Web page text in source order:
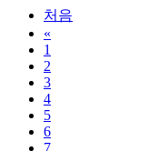
처음
«
1
2
3
4
5
6
7